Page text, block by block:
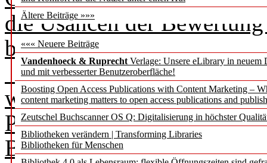
Ältere Beiträge »»»
««« Neuere Beiträge
Vandenhoeck & Ruprecht Verlage: Unsere eLibrary in neuem
und mit verbesserter Benutzeroberfläche!
Boosting Open Access Publications with Content Marketing –
content marketing matters to open access publications and
Zeutschel Buchscanner OS Q: Digitalisierung in höchster
Bibliotheken verändern | Transforming Libraries
Bibliotheken für Menschen
die Usancen der
behandlungsbedürftig.
Was häufig vereinfacht
wird, ist bei genauerer
Problemlage:
Basis für